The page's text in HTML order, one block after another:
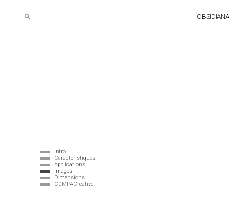
OBSIDIANA
Intro
Caractéristiques
Applications
Images
Dimensions
COMPACreative